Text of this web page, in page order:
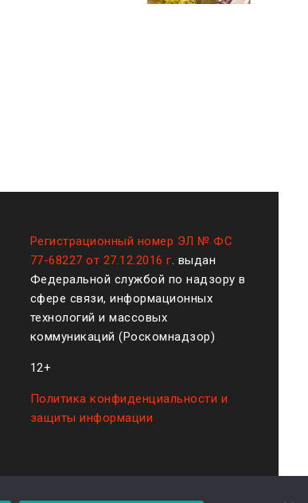
Регистрационный номер ЭЛ № ФС
77-68227 от 27.12.2016 г. выдан
Федеральной службой по надзору в
сфере связи, информационных
технологий и массовых
коммуникаций (Роскомнадзор)
12+
Политика конфиденциальности и
защиты информации